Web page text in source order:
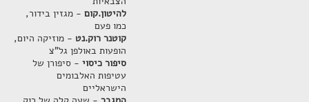
להיטון.קום- מגזין בידור,
כמו פעם
קוטנר רוק.נט - מוזיקה היום,
הופעות באולפן גל"צ
סיפור כיסוי- סיפורן של
עטיפות האלבומים
הישראליים